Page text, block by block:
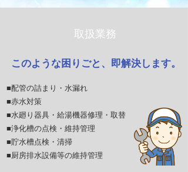
取扱業務
このような困りごと、即解決します。
■配管の詰まり・水漏れ
■赤水対策
■水廻り器具・給湯機器修理・取替
■浄化槽の点検・維持管理
■貯水槽点検・清掃
■厨房排水設備等の維持管理